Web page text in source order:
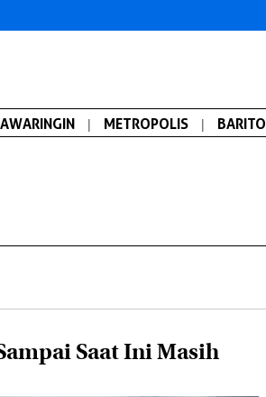
| METROPOLIS | BARITO
Saat Ini Masih